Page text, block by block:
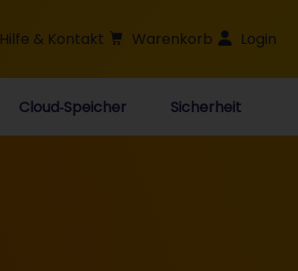
Hilfe & Kontakt Warenkorb Login
Cloud‑Speicher Sicherheit